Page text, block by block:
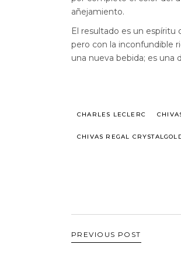
añejamiento.
El resultado es un espíritu
pero con la inconfundible
una nueva bebida; es una
CHARLES LECLERC
CHIVAS REGAL
PREVIOUS POST